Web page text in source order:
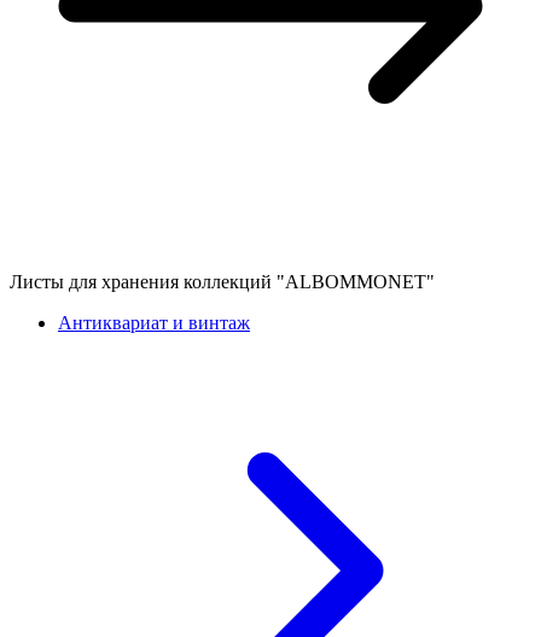
Листы для хранения коллекций "ALBOMMONET"
Антиквариат и винтаж